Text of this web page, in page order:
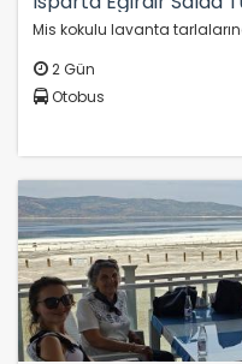
2 Gün
Otobus